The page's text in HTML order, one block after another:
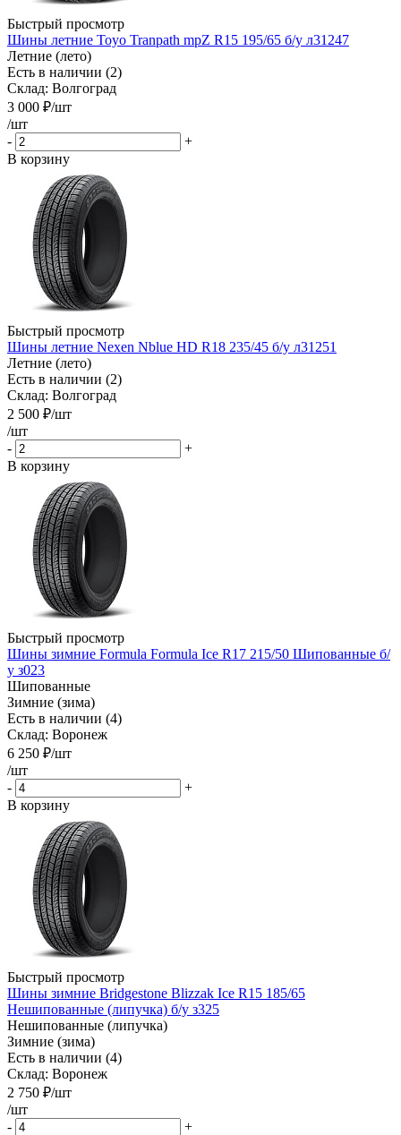
Быстрый просмотр
Шины летние Toyo Tranpath mpZ R15 195/65 б/у л31247
Летние (лето)
Есть в наличии (2)
Склад: Волгоград
3 000 ₽/шт
/шт
-
+
В корзину
Быстрый просмотр
Шины летние Nexen Nblue HD R18 235/45 б/у л31251
Летние (лето)
Есть в наличии (2)
Склад: Волгоград
2 500 ₽/шт
/шт
-
+
В корзину
Быстрый просмотр
Шины зимние Formula Formula Ice R17 215/50 Шипованные б/
у з023
Шипованные
Зимние (зима)
Есть в наличии (4)
Склад: Воронеж
6 250 ₽/шт
/шт
-
+
В корзину
Быстрый просмотр
Шины зимние Bridgestone Blizzak Ice R15 185/65
Нешипованные (липучка) б/у з325
Нешипованные (липучка)
Зимние (зима)
Есть в наличии (4)
Склад: Воронеж
2 750 ₽/шт
/шт
-
+